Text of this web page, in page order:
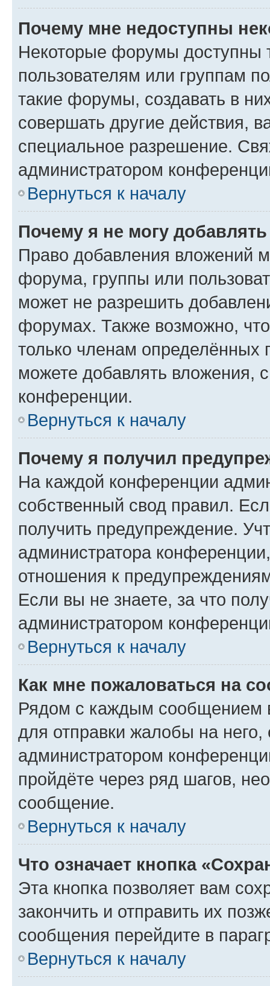
Почему мне недоступны
Некоторые форумы доступны
пользователям или группам
такие форумы, создавать в
совершать другие действия,
специальное разрешение.
администратором
Вернуться к началу
Почему я не могу
Право добавления вложений
форума, группы или
может не разрешить
форумах. Также возможно,
только членам определённых
можете добавлять вложения,
конференции.
Вернуться к началу
Почему я получил
На каждой конференции
собственный свод правил.
получить предупреждение.
администратора
отношения к
Если вы не знаете, за что
администратором
Вернуться к началу
Как мне пожаловаться на
Рядом с каждым сообщением
для отправки жалобы на
администратором
пройдёте через ряд шагов,
сообщение.
Вернуться к началу
Что означает кнопка
Эта кнопка позволяет вам
закончить и отправить их
сообщения перейдите в
Вернуться к началу